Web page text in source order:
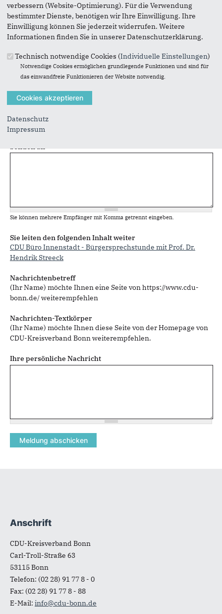
Anmerkung: Ihre E-Mail-Adresse wird benötigt um die
Personen, denen Sie die Seite weiterempfehlen, zu
informieren, von wem die Empfehlung kommt, und dass es
kein Spam ist.
Das mit * gekennzeichnete Feld ist ein Pflichtfeld.
Eigene E-Mail-Adresse*
Senden an
Sie können mehrere Empfänger mit Komma getrennt eingeben.
Sie leiten den folgenden Inhalt weiter
CDU Büro Innenstadt - Bürgersprechstunde mit Prof. Dr.
Hendrik Streeck
Nachrichtenbetreff
(Ihr Name) möchte Ihnen eine Seite von https://www.cdu-
bonn.de/ weiterempfehlen
Nachrichten-Textkörper
(Ihr Name) möchte Ihnen diese Seite von der Homepage von
CDU-Kreisverband Bonn weiterempfehlen.
Ihre persönliche Nachricht
Fußbereich
Anschrift
CDU-Kreisverband Bonn
Carl-Troll-Straße 63
53115Bonn
Telefon: (02 28) 91 77 8 - 0
Fax: (02 28) 91 77 8 - 88
E-Mail: info@cdu-bonn.de
verbessern (Website-Optimierung). Für die Verwendung
bestimmter Dienste, benötigen wir Ihre Einwilligung. Ihre
Einwilligung können Sie jederzeit widerrufen. Weitere
Informationen finden Sie in unserer Datenschutzerklärung.
Technisch notwendige Cookies (Individuelle Einstellungen)
Notwendige Cookies ermöglichen grundlegende Funktionen und sind für
das einwandfreie Funktionieren der Website notwendig.
Datenschutz
Impressum